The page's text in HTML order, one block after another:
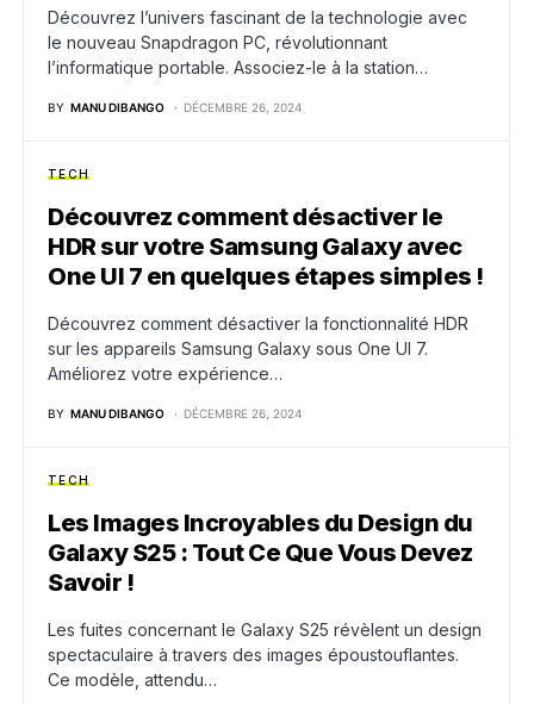
Découvrez l’univers fascinant de la technologie avec
le nouveau Snapdragon PC, révolutionnant
l’informatique portable. Associez-le à la station…
BY MANU DIBANGO DÉCEMBRE 26, 2024
TECH
Découvrez comment désactiver le
HDR sur votre Samsung Galaxy avec
One UI 7 en quelques étapes simples !
Découvrez comment désactiver la fonctionnalité HDR
sur les appareils Samsung Galaxy sous One UI 7.
Améliorez votre expérience…
BY MANU DIBANGO DÉCEMBRE 26, 2024
TECH
Les Images Incroyables du Design du
Galaxy S25 : Tout Ce Que Vous Devez
Savoir !
Les fuites concernant le Galaxy S25 révèlent un design
spectaculaire à travers des images époustouflantes.
Ce modèle, attendu…